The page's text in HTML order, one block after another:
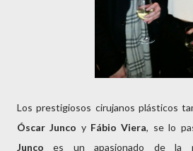
Los prestigiosos cirujanos plásticos
Óscar Junco y Fábio Viera, se lo
Junco es un apasionado de la